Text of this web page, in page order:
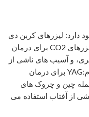
دارد: لیزرهای کربن دی
اکسید (CO2) و لیزرهای اربیوم:YAG. لیزرهای CO2 برای درمان
و آسیب های ناشی از
آفتاب استفاده می شوند. لیزرهای اربیوم:YAG برای درمان
چین و چروک های
از آفتاب استفاده می